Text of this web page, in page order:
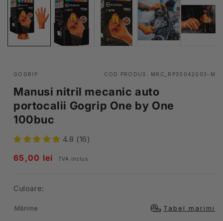
GOGRIP COD PRODUS: MRC_RP30042003-M
Manusi nitril mecanic auto
portocalii Gogrip One by One
100buc
4.8 (16)
Pret
65,00 lei TVA inclus.
Culoare:
Mărime Tabel marimi